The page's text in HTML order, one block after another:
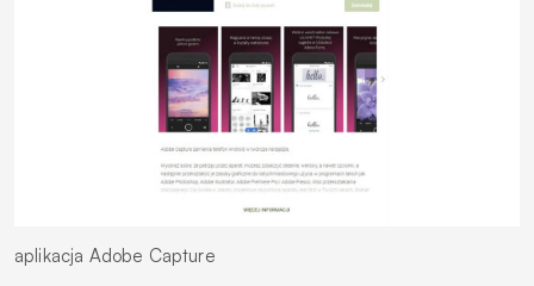
aplikacja Adobe Capture